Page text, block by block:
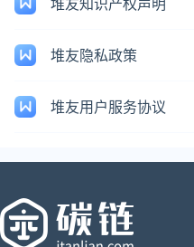
堆友知识产权声明
堆友隐私政策
堆友用户服务协议